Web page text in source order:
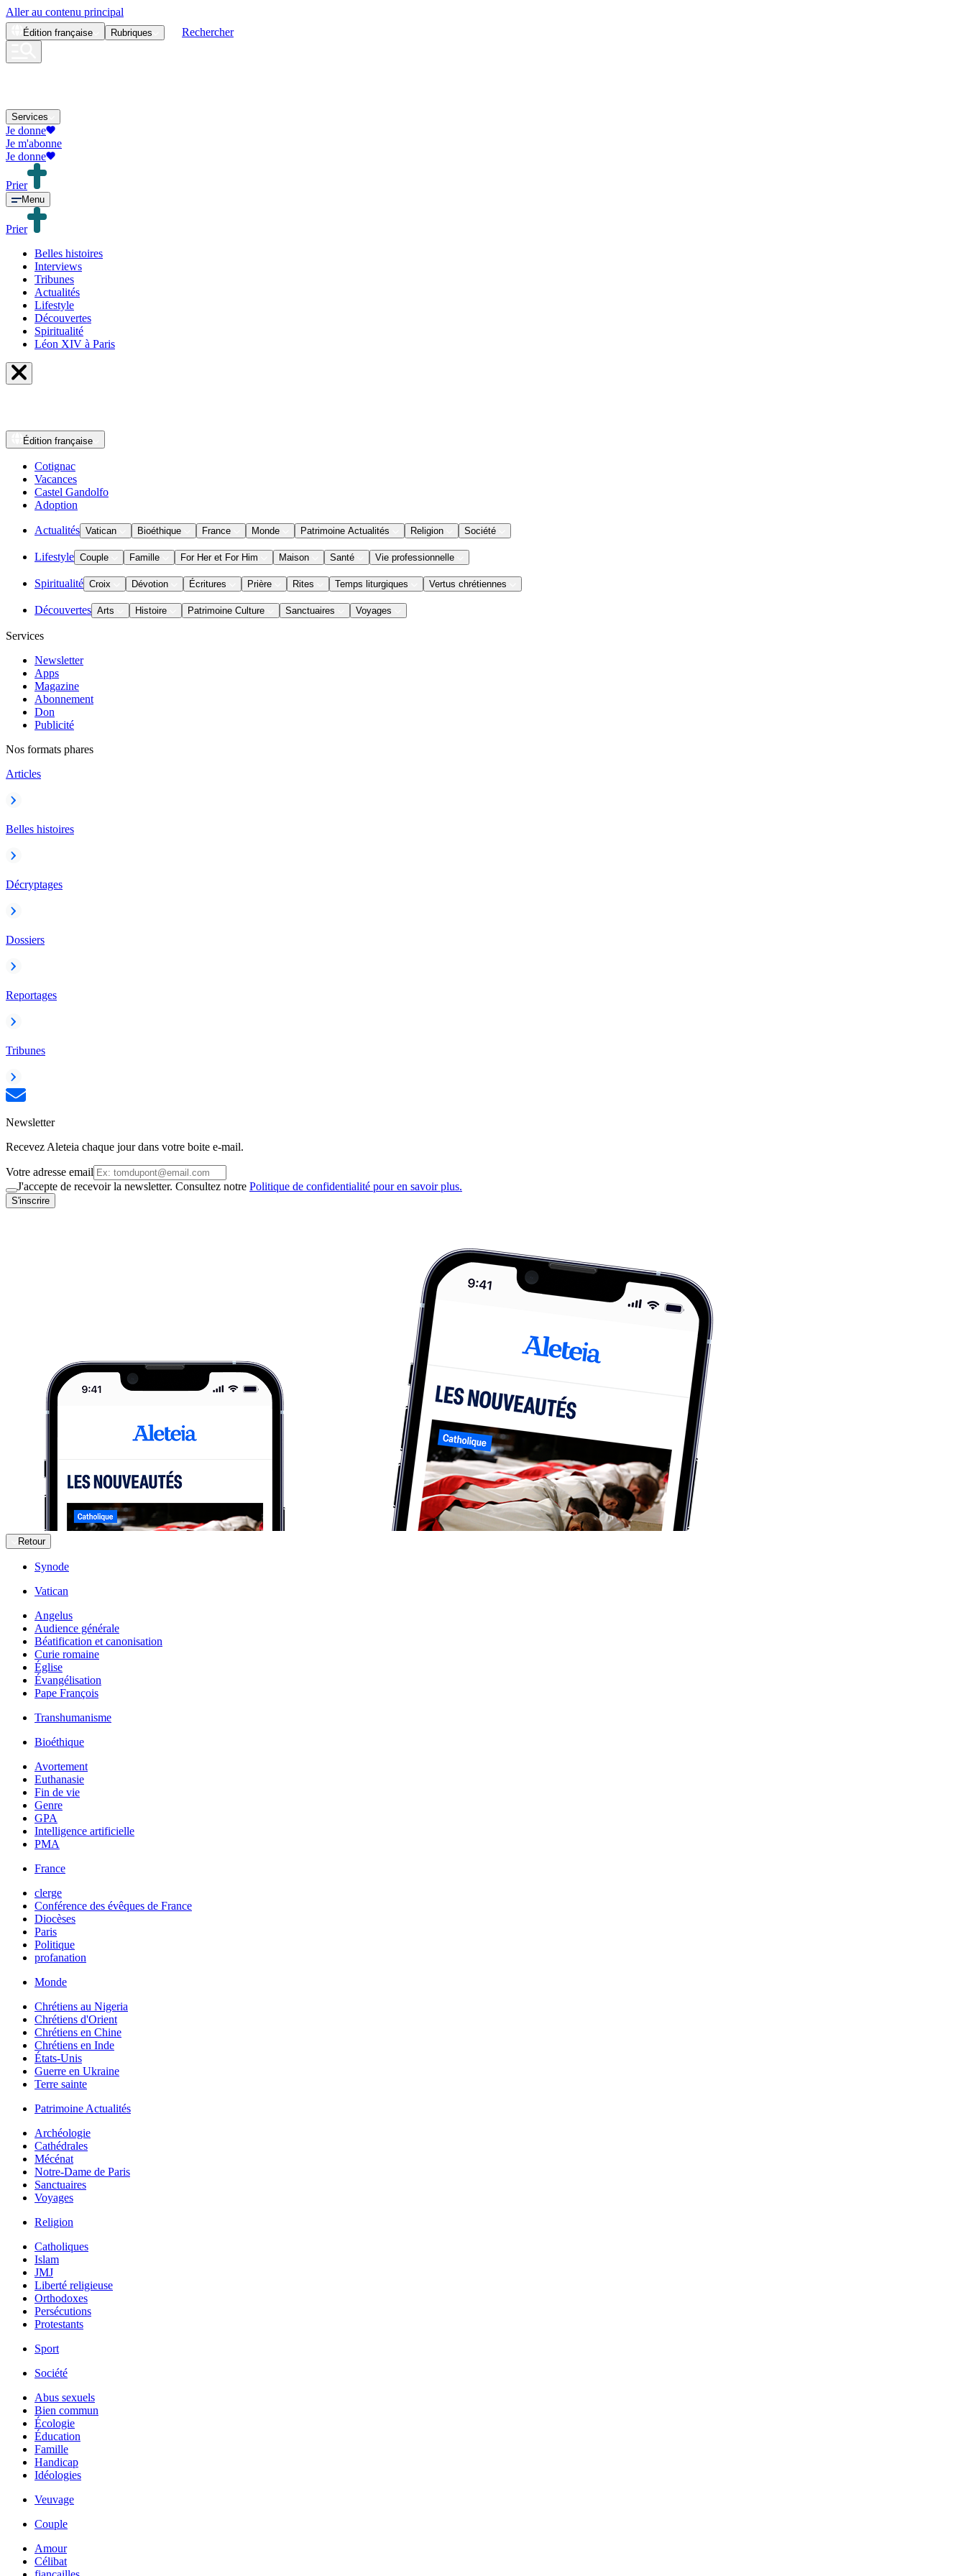
Aller au contenu principal
Édition française Rubriques Rechercher
Services
Je donne
Je m'abonne
Je donne
Prier
Menu
Prier
Belles histoires
Interviews
Tribunes
Actualités
Lifestyle
Découvertes
Spiritualité
Léon XIV à Paris
Édition française
Cotignac
Vacances
Castel Gandolfo
Adoption
Actualités Vatican Bioéthique France Monde Patrimoine Actualités Religion Société
Lifestyle Couple Famille For Her et For Him Maison Santé Vie professionnelle
Spiritualité Croix Dévotion Écritures Prière Rites Temps liturgiques Vertus chrétiennes
Découvertes Arts Histoire Patrimoine Culture Sanctuaires Voyages
Services
Newsletter
Apps
Magazine
Abonnement
Don
Publicité
Nos formats phares
Articles
Belles histoires
Décryptages
Dossiers
Reportages
Tribunes
Newsletter
Recevez Aleteia chaque jour dans votre boite e-mail.
Votre adresse email
J'accepte de recevoir la newsletter. Consultez notre Politique de confidentialité pour en savoir plus.
S'inscrire
Retour
Synode
Vatican
Angelus
Audience générale
Béatification et canonisation
Curie romaine
Église
Évangélisation
Pape François
Transhumanisme
Bioéthique
Avortement
Euthanasie
Fin de vie
Genre
GPA
Intelligence artificielle
PMA
France
clerge
Conférence des évêques de France
Diocèses
Paris
Politique
profanation
Monde
Chrétiens au Nigeria
Chrétiens d'Orient
Chrétiens en Chine
Chrétiens en Inde
États-Unis
Guerre en Ukraine
Terre sainte
Patrimoine Actualités
Archéologie
Cathédrales
Mécénat
Notre-Dame de Paris
Sanctuaires
Voyages
Religion
Catholiques
Islam
JMJ
Liberté religieuse
Orthodoxes
Persécutions
Protestants
Sport
Société
Abus sexuels
Bien commun
Écologie
Éducation
Famille
Handicap
Idéologies
Veuvage
Couple
Amour
Célibat